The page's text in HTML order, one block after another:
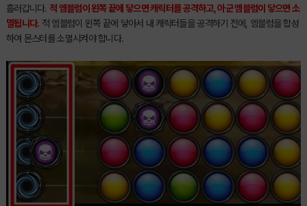
흘러갑니다. 적 엠블럼이 왼쪽 끝에 닿으면 캐릭터를 공격하고, 아군 엠블럼이 닿으면 소
멸됩니다. 적 엠블럼이 왼쪽 끝에 닿아서 내 캐릭터들을 공격하기 전에, 엠블럼을 합성
하여 몬스터를 소멸시켜야 합니다.